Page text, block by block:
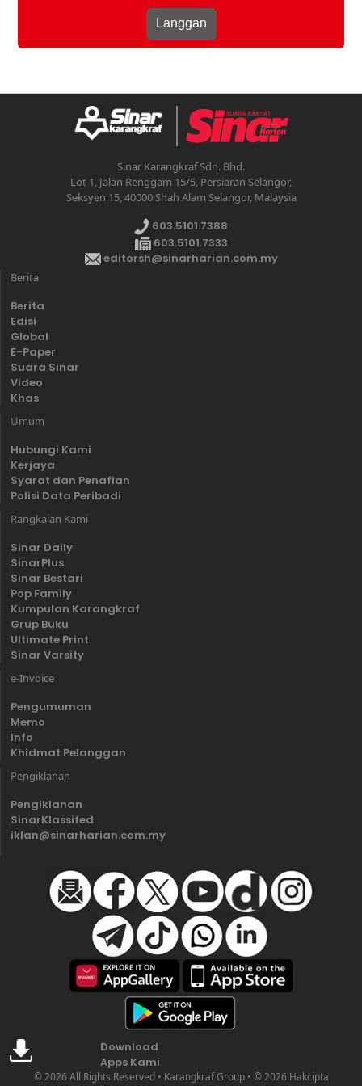
Sinar Karangkraf Sdn. Bhd.
Lot 1, Jalan Renggam 15/5, Persiaran Selangor,
Seksyen 15, 40000 Shah Alam Selangor, Malaysia
603.5101.7388
603.5101.7333
editorsh@sinarharian.com.my
Berita
Berita
Edisi
Global
E-Paper
Suara Sinar
Video
Khas
Umum
Hubungi Kami
Kerjaya
Syarat dan Penafian
Polisi Data Peribadi
Rangkaian Kami
Sinar Daily
SinarPlus
Sinar Bestari
Pop Family
Kumpulan Karangkraf
Grup Buku
Ultimate Print
Sinar Varsity
e-Invoice
Pengumuman
Memo
Info
Khidmat Pelanggan
Pengiklanan
Pengiklanan
SinarKlassifed
iklan@sinarharian.com.my
Download
Apps Kami
© 2026 All Rights Reserved • Karangkraf Group • © 2026 Hakcipta